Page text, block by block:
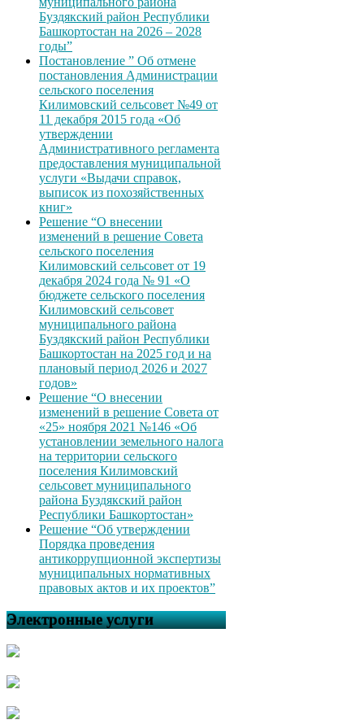
Буздякский район Республики
Башкортостан на 2026 – 2028
годы”
Постановление ” Об отмене
постановления Администрации
сельского поселения
Килимовский сельсовет №49 от
11 декабря 2015 года «Об
утверждении
Административного регламента
предоставления муниципальной
услуги «Выдачи справок,
выписок из похозяйственных
книг»
Решение “О внесении
изменений в решение Совета
сельского поселения
Килимовский сельсовет от 19
декабря 2024 года № 91 «О
бюджете сельского поселения
Килимовский сельсовет
муниципального района
Буздякский район Республики
Башкортостан на 2025 год и на
плановый период 2026 и 2027
годов»
Решение “О внесении
изменений в решение Совета от
«25» ноября 2021 №146 «Об
установлении земельного налога
на территории сельского
поселения Килимовский
сельсовет муниципального
района Буздякский район
Республики Башкортостан»
Решение “Об утверждении
Порядка проведения
антикоррупционной экспертизы
муниципальных нормативных
правовых актов и их проектов”
Электронные услуги